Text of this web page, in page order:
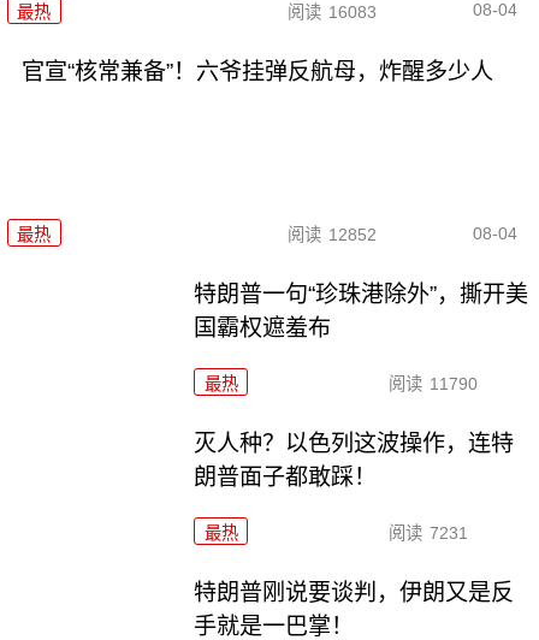
最热 阅读 16083 08-04
官宣“核常兼备”！六爷挂弹反航母，炸醒多少人
最热 阅读 12852 08-04
特朗普一句“珍珠港除外”，撕开美
国霸权遮羞布
最热 阅读 11790
灭人种？以色列这波操作，连特
朗普面子都敢踩！
最热 阅读 7231
特朗普刚说要谈判，伊朗又是反
手就是一巴掌！